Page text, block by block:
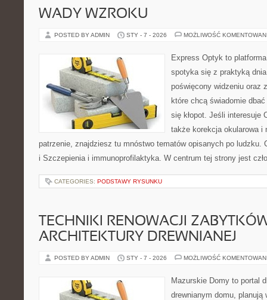
WADY WZROKU
POSTED BY ADMIN STY - 7 - 2026 MOŻLIWOŚĆ
Express Optyk to
spotyka się z praktyką
poświęcony widzeniu oraz
które chcą świadomie
się kłopot. Jeśli interesuje
także korekcja okularowa i
patrzenie, znajdziesz tu mnóstwo tematów opisanych po ludzku.
i Szczepienia i immunoprofilaktyka. W centrum tej strony jest
CATEGORIES: PODSTAWY RYSUNKU
TECHNIKI RENOWACJI
ARCHITEKTURY DREWNIANEJ
POSTED BY ADMIN STY - 7 - 2026 MOŻLIWOŚĆ
Mazurskie Domy to portal
drewnianym domu, planują